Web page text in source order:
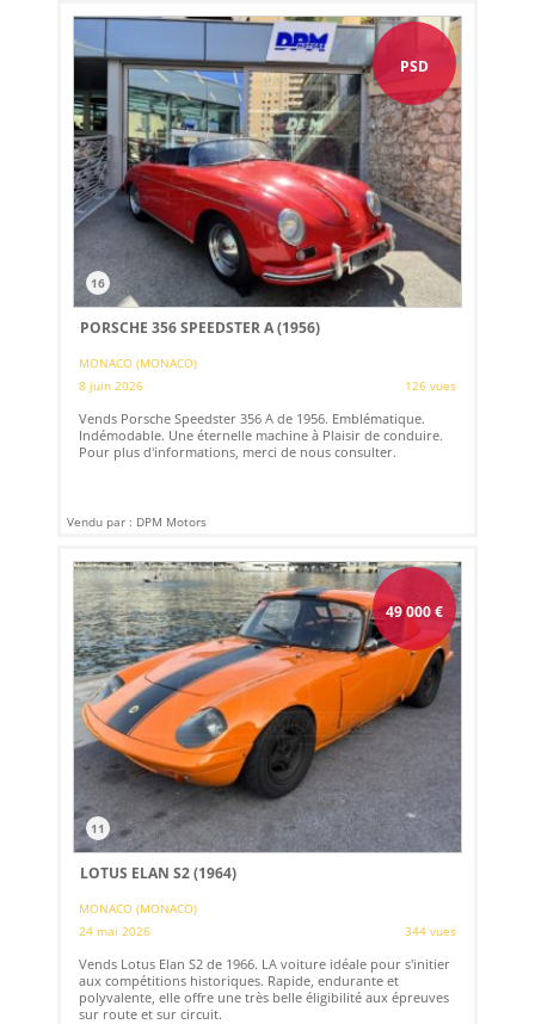
PSD
16
PORSCHE 356 SPEEDSTER A (1956)
MONACO (MONACO)
8 juin 2026
126 vues
Vends Porsche Speedster 356 A de 1956. Emblématique.
Indémodable. Une éternelle machine à Plaisir de conduire.
Pour plus d'informations, merci de nous consulter.
Vendu par : DPM Motors
49 000€
11
LOTUS ELAN S2 (1964)
MONACO (MONACO)
24 mai 2026
344 vues
Vends Lotus Elan S2 de 1966. LA voiture idéale pour s'initier
aux compétitions historiques. Rapide, endurante et
polyvalente, elle offre une très belle éligibilité aux épreuves
sur route et sur circuit.